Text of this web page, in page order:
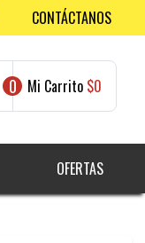
CONTÁCTANOS
0 Mi Carrito $0
OFERTAS